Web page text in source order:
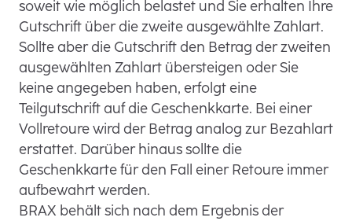
soweit wie möglich belastet und Sie erhalten Ihre
Gutschrift über die zweite ausgewählte Zahlart.
Sollte aber die Gutschrift den Betrag der zweiten
ausgewählten Zahlart übersteigen oder Sie
keine angegeben haben, erfolgt eine
Teilgutschrift auf die Geschenkkarte. Bei einer
Vollretoure wird der Betrag analog zur Bezahlart
erstattet. Darüber hinaus sollte die
Geschenkkarte für den Fall einer Retoure immer
aufbewahrt werden.
BRAX behält sich nach dem Ergebnis der